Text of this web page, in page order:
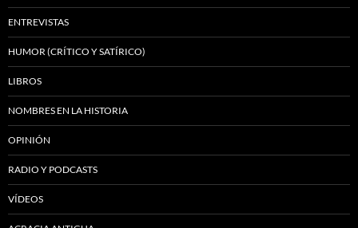
ENTREVISTAS
HUMOR (CRÍTICO Y SATÍRICO)
LIBROS
NOMBRES EN LA HISTORIA
OPINIÓN
RADIO Y PODCASTS
VÍDEOS